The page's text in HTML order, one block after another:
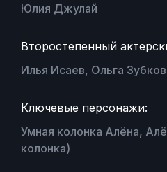
Юлия Джулай
Второстепенный
Илья Исаев, Ольга
Ключевые персонажи:
Умная колонка Алёна,
колонка)